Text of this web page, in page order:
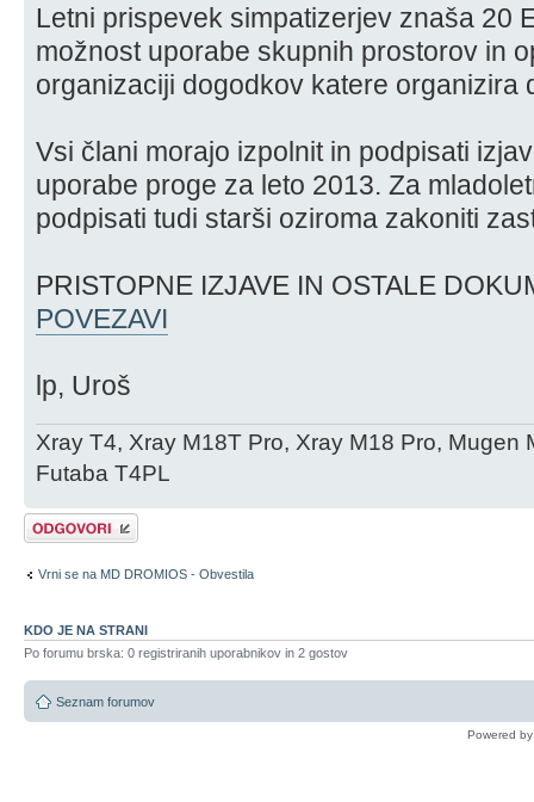
Letni prispevek simpatizerjev znaša 20
možnost uporabe skupnih prostorov in
organizaciji dogodkov katere organizira
Vsi člani morajo izpolnit in podpisati
uporabe proge za leto 2013. Za
podpisati tudi starši oziroma zakoniti
PRISTOPNE IZJAVE IN OSTALE
POVEZAVI
lp, Uroš
Xray T4, Xray M18T Pro, Xray M18 Pro, Mugen
Futaba T4PL
Napiši odgovor
Vrni se na MD DROMIOS - Obvestila
KDO JE NA STRANI
Po forumu brska: 0 registriranih uporabnikov in 2 gostov
Seznam forumov
Powered